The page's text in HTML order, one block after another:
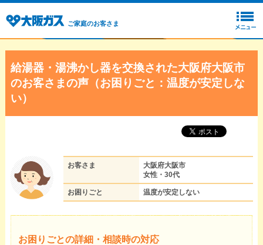
ご家庭のお客さま
給湯器・湯沸かし器を交換された大阪府大阪市
のお客さまの声（お困りごと：温度が安定しな
い）
お客さま
大阪府大阪市
女性・30代
お困りごと 温度が安定しない
お困りごとの詳細・相談時の対応